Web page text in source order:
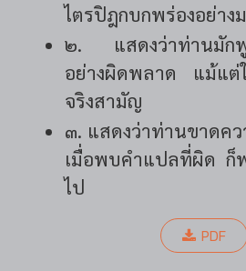
ไตรปิฎกบกพร่องอย่าง
๒. แสดงว่าท่านมักพู
อย่างผิดพลาด แม้แต่ใ
จริงสามัญ
๓. แสดงว่าท่านขาดค
เมื่อพบคำแปลที่ผิด ก็
ไป
PDF